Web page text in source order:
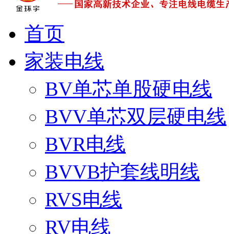
首页
家装电线
BV单芯单股硬电线
BVV单芯双层硬电线
BVR电线
BVVB护套线明线
RVS电线
RV电线